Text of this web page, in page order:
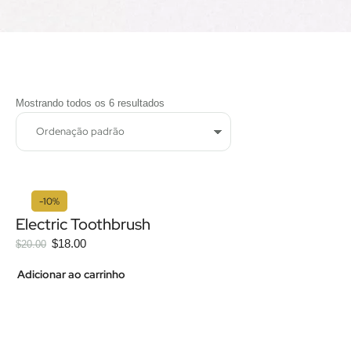
Mostrando todos os 6 resultados
-10%
Electric Toothbrush
$20.00 $18.00
Adicionar ao carrinho